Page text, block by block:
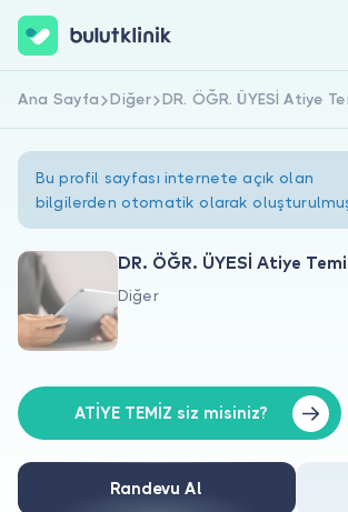
Hakkımızda
Doktorlar için
Doktor musunuz?
Hemen Kaydol
Ana Sayfa Diğer DR. ÖĞR. ÜYESİ Atiye
Bu profil sayfası internete açık olan
bilgilerden otomatik olarak
DR. ÖĞR. ÜYESİ Atiye
Diğer
ATİYE TEMİZ siz misiniz?
Randevu Al